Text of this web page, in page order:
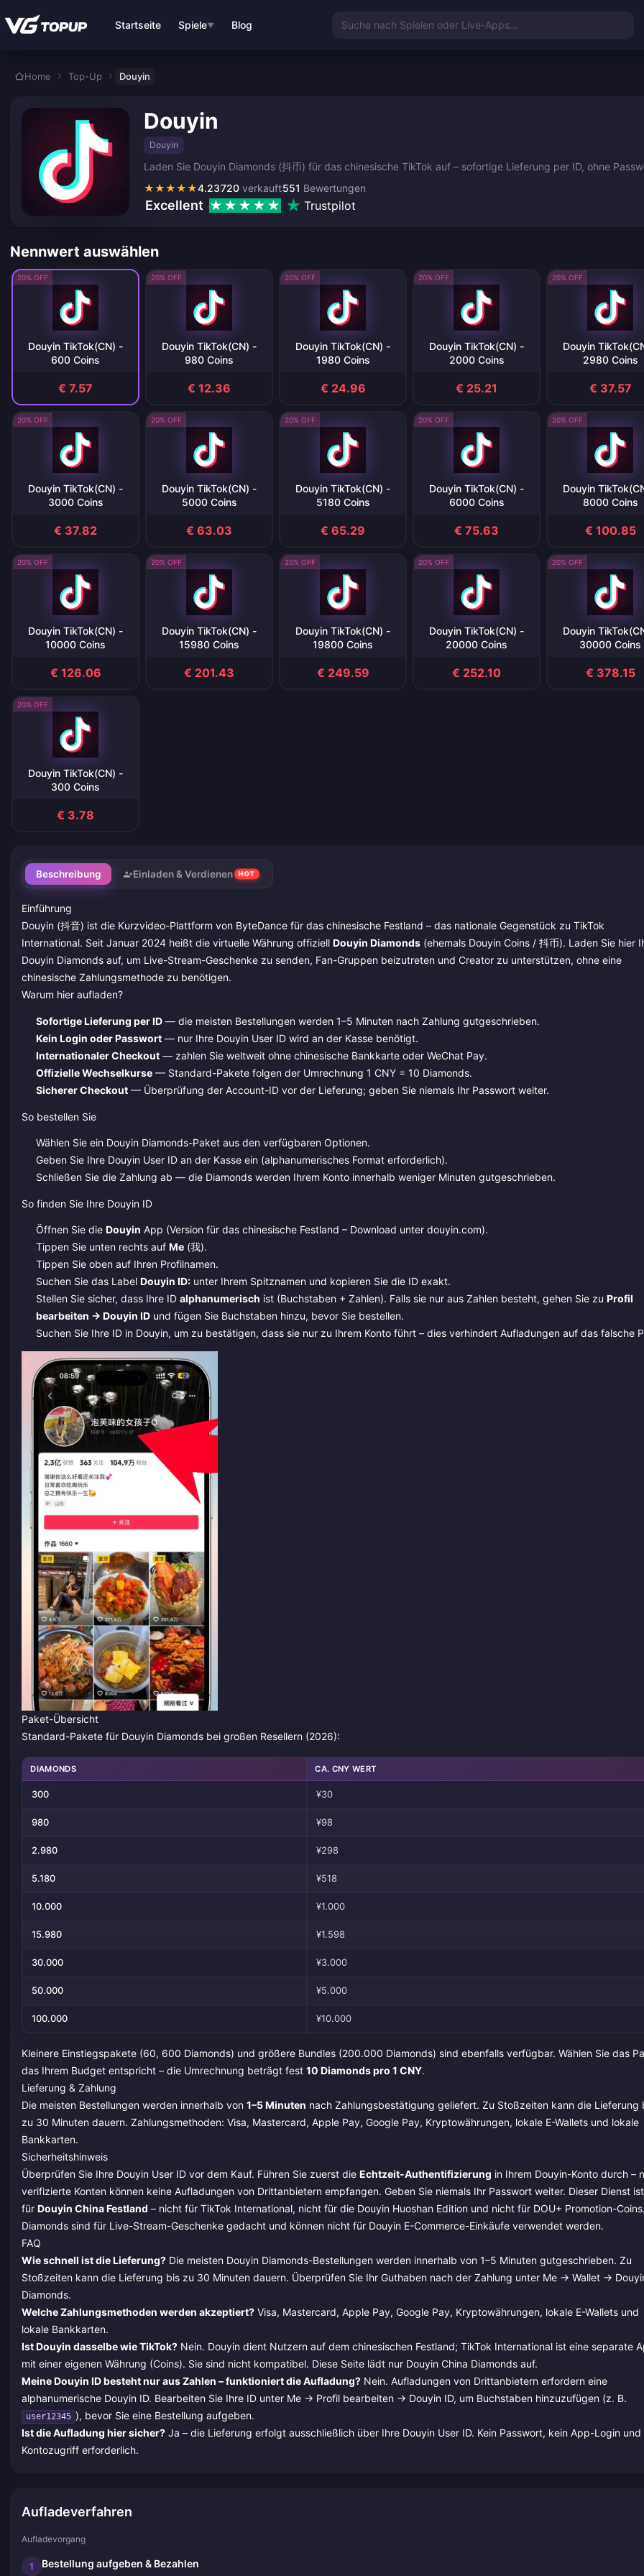
Startseite Spiele▼ Blog Suche nach Spielen oder Live-Apps...
Home Top-Up Douyin
Douyin
Douyin
Laden Sie Douyin Diamonds (抖币) für das chinesische TikTok auf – sofortige Lieferung per ID, ohne
★★★★★4.23 551 Bewertungen
720 verkauft
Excellent Trustpilot
Nennwert auswählen
20% OFF
Douyin TikTok(CN) -
600 Coins
€ 7.57
20% OFF
Douyin TikTok(CN) -
980 Coins
€ 12.36
20% OFF
Douyin TikTok(CN) -
1980 Coins
€ 24.96
20% OFF
Douyin TikTok(CN) -
2000 Coins
€ 25.21
20% OFF
Douyin
2980 Coins
€ 37.57
20% OFF
Douyin TikTok(CN) -
3000 Coins
€ 37.82
20% OFF
Douyin TikTok(CN) -
5000 Coins
€ 63.03
20% OFF
Douyin TikTok(CN) -
5180 Coins
€ 65.29
20% OFF
Douyin TikTok(CN) -
6000 Coins
€ 75.63
20% OFF
Douyin
8000 Coins
€ 100.85
20% OFF
Douyin TikTok(CN) -
10000 Coins
€ 126.06
20% OFF
Douyin TikTok(CN) -
15980 Coins
€ 201.43
20% OFF
Douyin TikTok(CN) -
19800 Coins
€ 249.59
20% OFF
Douyin TikTok(CN) -
20000 Coins
€ 252.10
20% OFF
Douyin
30000 Coins
€ 378.15
20% OFF
Douyin TikTok(CN) -
300 Coins
€ 3.78
Beschreibung Einladen & Verdienen HOT
Einführung
Douyin (抖音) ist die Kurzvideo-Plattform von ByteDance für das chinesische Festland – das nationale Gegenstück zu TikTok
International. Seit Januar 2024 heißt die virtuelle Währung offiziell Douyin Diamonds (ehemals Douyin Coins / 抖币). Laden Sie hier
Douyin Diamonds auf, um Live-Stream-Geschenke zu senden, Fan-Gruppen beizutreten und Creator zu unterstützen, ohne eine
chinesische Zahlungsmethode zu benötigen.
Warum hier aufladen?
Sofortige Lieferung per ID— die meisten Bestellungen werden 1–5 Minuten nach Zahlung gutgeschrieben.
Kein Login oder Passwort— nur Ihre Douyin User ID wird an der Kasse benötigt.
Internationaler Checkout— zahlen Sie weltweit ohne chinesische Bankkarte oder WeChat Pay.
Offizielle Wechselkurse— Standard-Pakete folgen der Umrechnung 1 CNY = 10 Diamonds.
Sicherer Checkout— Überprüfung der Account-ID vor der Lieferung; geben Sie niemals Ihr Passwort weiter.
So bestellen Sie
Wählen Sie ein Douyin Diamonds-Paket aus den verfügbaren Optionen.
Geben Sie Ihre Douyin User ID an der Kasse ein (alphanumerisches Format erforderlich).
Schließen Sie die Zahlung ab — die Diamonds werden Ihrem Konto innerhalb weniger Minuten gutgeschrieben.
So finden Sie Ihre Douyin ID
Öffnen Sie die Douyin App (Version für das chinesische Festland – Download unter douyin.com).
Tippen Sie unten rechts auf Me(我).
Tippen Sie oben auf Ihren Profilnamen.
Suchen Sie das Label Douyin ID:unter Ihrem Spitznamen und kopieren Sie die ID exakt.
Stellen Sie sicher, dass Ihre ID alphanumerisch ist (Buchstaben + Zahlen). Falls sie nur aus Zahlen besteht, gehen Sie zu Profil
bearbeiten → Douyin IDund fügen Sie Buchstaben hinzu, bevor Sie bestellen.
Suchen Sie Ihre ID in Douyin, um zu bestätigen, dass sie nur zu Ihrem Konto führt – dies verhindert Aufladungen auf das falsche
Paket-Übersicht
Standard-Pakete für Douyin Diamonds bei großen Resellern (2026):
DIAMONDS CA. CNY WERT
300 ¥30
980 ¥98
2.980 ¥298
5.180 ¥518
10.000 ¥1.000
15.980 ¥1.598
30.000 ¥3.000
50.000 ¥5.000
100.000 ¥10.000
Kleinere Einstiegspakete (60, 600 Diamonds) und größere Bundles (200.000 Diamonds) sind ebenfalls verfügbar. Wählen Sie das
das Ihrem Budget entspricht – die Umrechnung beträgt fest 10 Diamonds pro 1 CNY.
Lieferung & Zahlung
Die meisten Bestellungen werden innerhalb von 1–5 Minuten nach Zahlungsbestätigung geliefert. Zu Stoßzeiten kann die Lieferung
zu 30 Minuten dauern. Zahlungsmethoden: Visa, Mastercard, Apple Pay, Google Pay, Kryptowährungen, lokale E-Wallets und lokale
Bankkarten.
Sicherheitshinweis
Überprüfen Sie Ihre Douyin User ID vor dem Kauf. Führen Sie zuerst die Echtzeit-Authentifizierung in Ihrem Douyin-Konto durch –
verifizierte Konten können keine Aufladungen von Drittanbietern empfangen. Geben Sie niemals Ihr Passwort weiter. Dieser Dienst
für Douyin China Festland – nicht für TikTok International, nicht für die Douyin Huoshan Edition und nicht für DOU+ Promotion-Coins.
Diamonds sind für Live-Stream-Geschenke gedacht und können nicht für Douyin E-Commerce-Einkäufe verwendet werden.
FAQ
Wie schnell ist die Lieferung? Die meisten Douyin Diamonds-Bestellungen werden innerhalb von 1–5 Minuten gutgeschrieben. Zu
Stoßzeiten kann die Lieferung bis zu 30 Minuten dauern. Überprüfen Sie Ihr Guthaben nach der Zahlung unter Me → Wallet →
Diamonds.
Welche Zahlungsmethoden werden akzeptiert? Visa, Mastercard, Apple Pay, Google Pay, Kryptowährungen, lokale E-Wallets und
lokale Bankkarten.
Ist Douyin dasselbe wie TikTok? Nein. Douyin dient Nutzern auf dem chinesischen Festland; TikTok International ist eine separate
mit einer eigenen Währung (Coins). Sie sind nicht kompatibel. Diese Seite lädt nur Douyin China Diamonds auf.
Meine Douyin ID besteht nur aus Zahlen – funktioniert die Aufladung? Nein. Aufladungen von Drittanbietern erfordern eine
alphanumerische Douyin ID. Bearbeiten Sie Ihre ID unter Me → Profil bearbeiten → Douyin ID, um Buchstaben hinzuzufügen (z. B.
user12345 ), bevor Sie eine Bestellung aufgeben.
Ist die Aufladung hier sicher? Ja – die Lieferung erfolgt ausschließlich über Ihre Douyin User ID. Kein Passwort, kein App-Login und
Kontozugriff erforderlich.
Aufladeverfahren
Aufladevorgang
1 Bestellung aufgeben & Bezahlen